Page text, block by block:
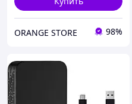
ORANGE STORE 98%